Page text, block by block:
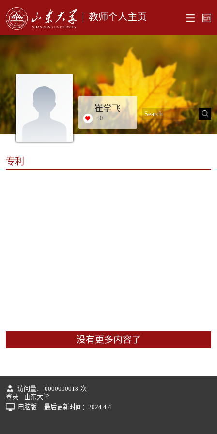
教师个人主页
崔学飞
+0
专利
没有更多内容了
访问量： 0000000018 次
登录
山东大学
电脑版
最后更新时间： 2024. 4. 4